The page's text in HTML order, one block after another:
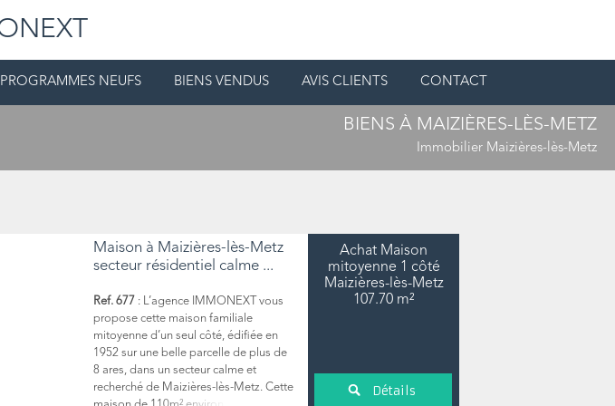
PROGRAMMES NEUFS BIENS VENDUS AVIS CLIENTS CONTACT
BIENS À MAIZIÈRES-LÈS-METZ
Immobilier Maizières-lès-Metz
Maison à Maizières-lès-Metz
secteur résidentiel calme ...
Ref. 677 : L’agence IMMONEXT vous
propose cette maison familiale
mitoyenne d’un seul côté, édifiée en
1952 sur une belle parcelle de plus de
8 ares, dans un secteur calme et
recherché de Maizières-lès-Metz. Cette
Achat Maison
mitoyenne 1 côté
Maizières-lès-Metz
107.70 m²
Détails